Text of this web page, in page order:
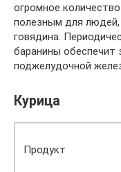
огромное
полезным для
говядина.
баранины обеспечит
поджелудочной
Курица
Продукт